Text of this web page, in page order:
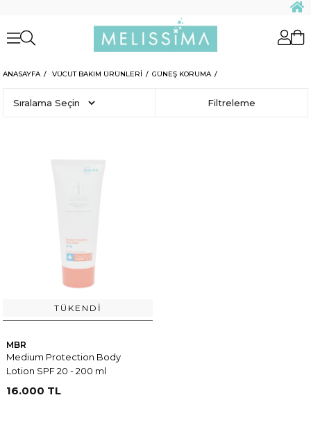
ANASAYFA VÜCUT BAKIM ÜRÜNLERİ GÜNEŞ KORUMA
Filtreleme
Sıralama
TÜKENDI
MBR
Medium Protection Body
Lotion SPF 20 - 200 ml
16.000 TL